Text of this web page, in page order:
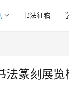
书法征稿
篆刻展